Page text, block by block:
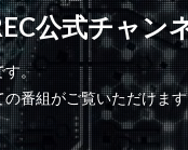
公式チャン
す。
番組がご覧いただけます